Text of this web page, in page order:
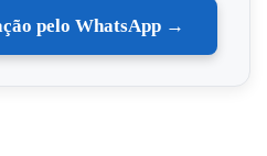
pelo WhatsApp →